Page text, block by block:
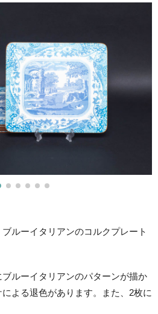
ルーイタリアンのコルクプレート
ルーイタリアンのパターンが描か
よる退色があります。また、2枚に